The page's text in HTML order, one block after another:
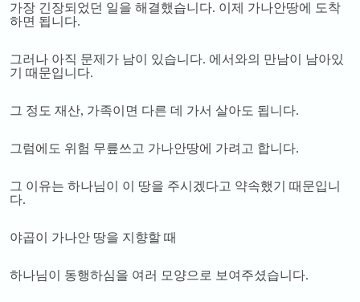
가장 긴장되었던 일을 해결했습니다. 이제 가나안땅에 도착
하면 됩니다.
그러나 아직 문제가 남이 있습니다. 에서와의 만남이 남아있
기 때문입니다.
그 정도 재산, 가족이면 다른 데 가서 살아도 됩니다.
그럼에도 위험 무릎쓰고 가나안땅에 가려고 합니다.
그 이유는 하나님이 이 땅을 주시겠다고 약속했기 때문입니
다.
야곱이 가나안 땅을 지향할 때
하나님이 동행하심을 여러 모양으로 보여주셨습니다.